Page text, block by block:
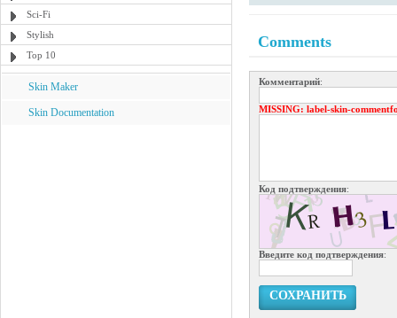
Sci-Fi
Stylish
Top 10
Skin Maker
Skin Documentation
Comments
Комментарий:
MISSING: label-skin-
Код подтверждения:
Введите код подтверждения:
СОХРАНИТЬ